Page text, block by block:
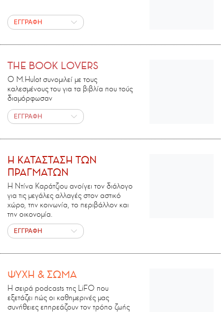
ΕΓΓΡΑΦΗ
THE BOOK LOVERS
Ο M.Ηulot συνομιλεί με τους
καλεσμένους του για τα βιβλία που τούς
διαμόρφωσαν
ΕΓΓΡΑΦΗ
H ΚΑΤΑΣΤΑΣΗ ΤΩΝ
ΠΡΑΓΜΑΤΩΝ
Η Ντίνα Καράτζιου ανοίγει τον διάλογο
για τις μεγάλες αλλαγές στον αστικό
χώρο, την κοινωνία, το περιβάλλον και
την οικονομία.
ΕΓΓΡΑΦΗ
ΨΥΧΗ & ΣΩΜΑ
Η σειρά podcasts της LiFO που
εξετάζει πώς οι καθημερινές μας
συνήθειες επηρεάζουν τον τρόπο ζωής